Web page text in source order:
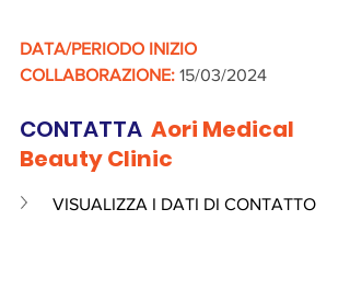
DATA/PERIODO INIZIO
COLLABORAZIONE: 15/03/2024
CONTATTA Aori Medical
Beauty Clinic
VISUALIZZA I DATI DI CONTATTO